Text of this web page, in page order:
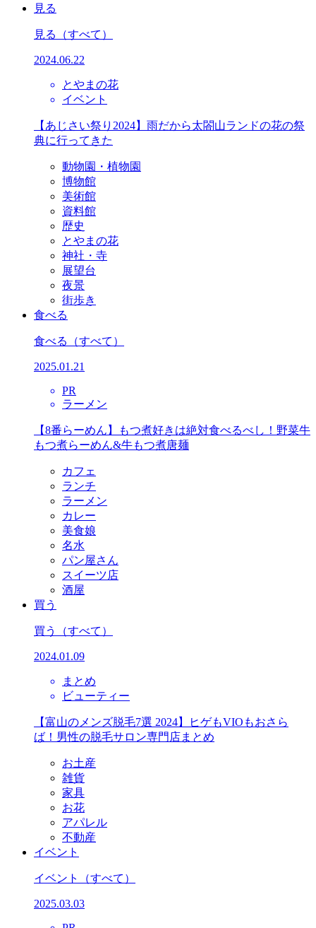
見る
見る （すべて）
2024.06.22
とやまの花
イベント
【あじさい祭り2024】雨だから太閤山ランドの花の祭
典に行ってきた
動物園・植物園
博物館
美術館
資料館
歴史
とやまの花
神社・寺
展望台
夜景
街歩き
食べる
食べる （すべて）
2025.01.21
PR
ラーメン
【8番らーめん】もつ煮好きは絶対食べるべし！野菜牛
もつ煮らーめん&牛もつ煮唐麺
カフェ
ランチ
ラーメン
カレー
美食娘
名水
パン屋さん
スイーツ店
酒屋
買う
買う （すべて）
2024.01.09
まとめ
ビューティー
【富山のメンズ脱毛7選 2024】ヒゲもVIOもおさら
ば！男性の脱毛サロン専門店まとめ
お土産
雑貨
家具
お花
アパレル
不動産
イベント
イベント （すべて）
2025.03.03